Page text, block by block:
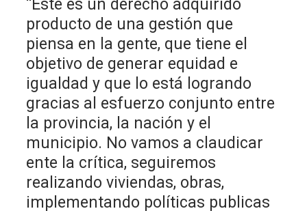
“Este es un derecho adquirido
producto de una gestión que
piensa en la gente, que tiene el
objetivo de generar equidad e
igualdad y que lo está logrando
gracias al esfuerzo conjunto entre
la provincia, la nación y el
municipio. No vamos a claudicar
ente la crítica, seguiremos
realizando viviendas, obras,
implementando políticas publicas